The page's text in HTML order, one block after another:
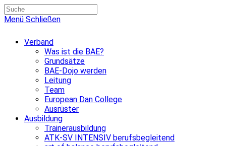
Menü Schließen
Verband
Was ist die BAE?
Grundsätze
BAE-Dojo werden
Leitung
Team
European Dan College
Ausrüster
Ausbildung
Trainerausbildung
ATK-SV INTENSIV berufsbegleitend